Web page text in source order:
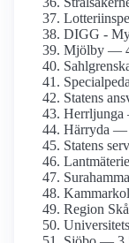
DIGG -
Mjölby —
Statens
Härryda —
Statens
Region